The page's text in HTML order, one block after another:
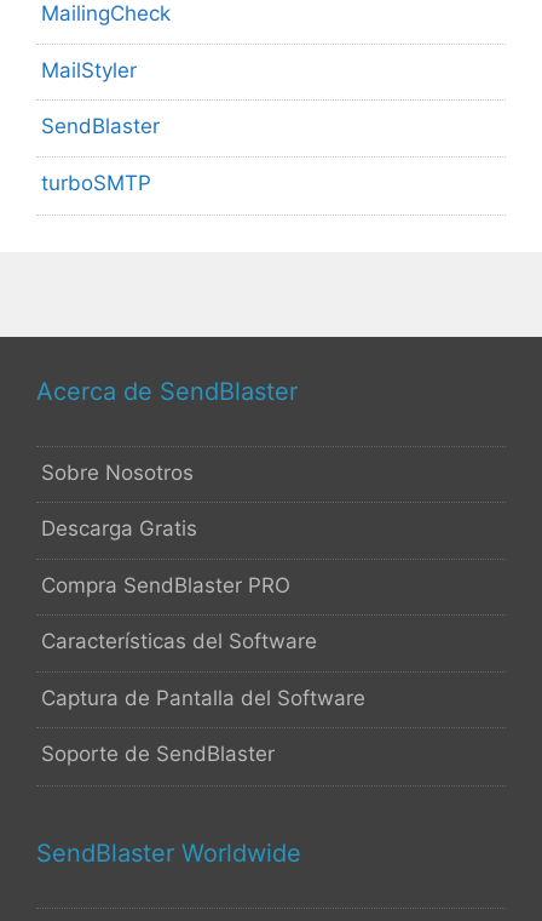
MailingCheck
MailStyler
SendBlaster
turboSMTP
Acerca de SendBlaster
Sobre Nosotros
Descarga Gratis
Compra SendBlaster PRO
Características del Software
Captura de Pantalla del Software
Soporte de SendBlaster
SendBlaster Worldwide